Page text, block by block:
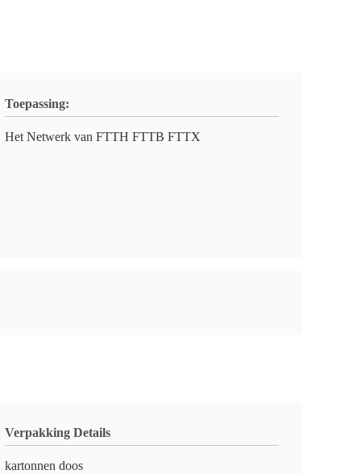
Toepassing:
Het Netwerk van FTTH FTTB FTTX
Verpakking Details
kartonnen doos